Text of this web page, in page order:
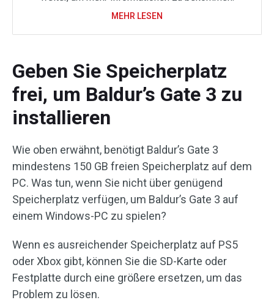
MEHR LESEN
Geben Sie Speicherplatz
frei, um Baldur’s Gate 3 zu
installieren
Wie oben erwähnt, benötigt Baldur’s Gate 3
mindestens 150 GB freien Speicherplatz auf dem
PC. Was tun, wenn Sie nicht über genügend
Speicherplatz verfügen, um Baldur’s Gate 3 auf
einem Windows-PC zu spielen?
Wenn es ausreichender Speicherplatz auf PS5
oder Xbox gibt, können Sie die SD-Karte oder
Festplatte durch eine größere ersetzen, um das
Problem zu lösen.